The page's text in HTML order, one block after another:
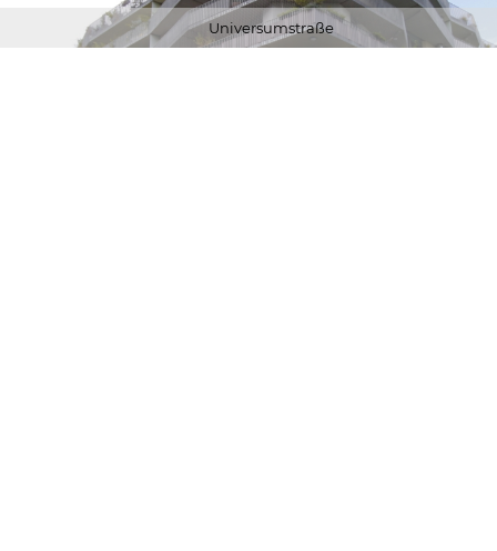
Universumstraße